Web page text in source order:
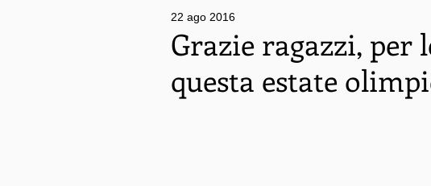
Grazie ragazzi,
questa estate
22 ago 2016